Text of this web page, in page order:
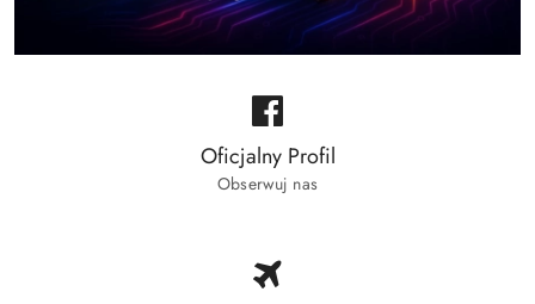
Oficjalny Profil
Obserwuj nas